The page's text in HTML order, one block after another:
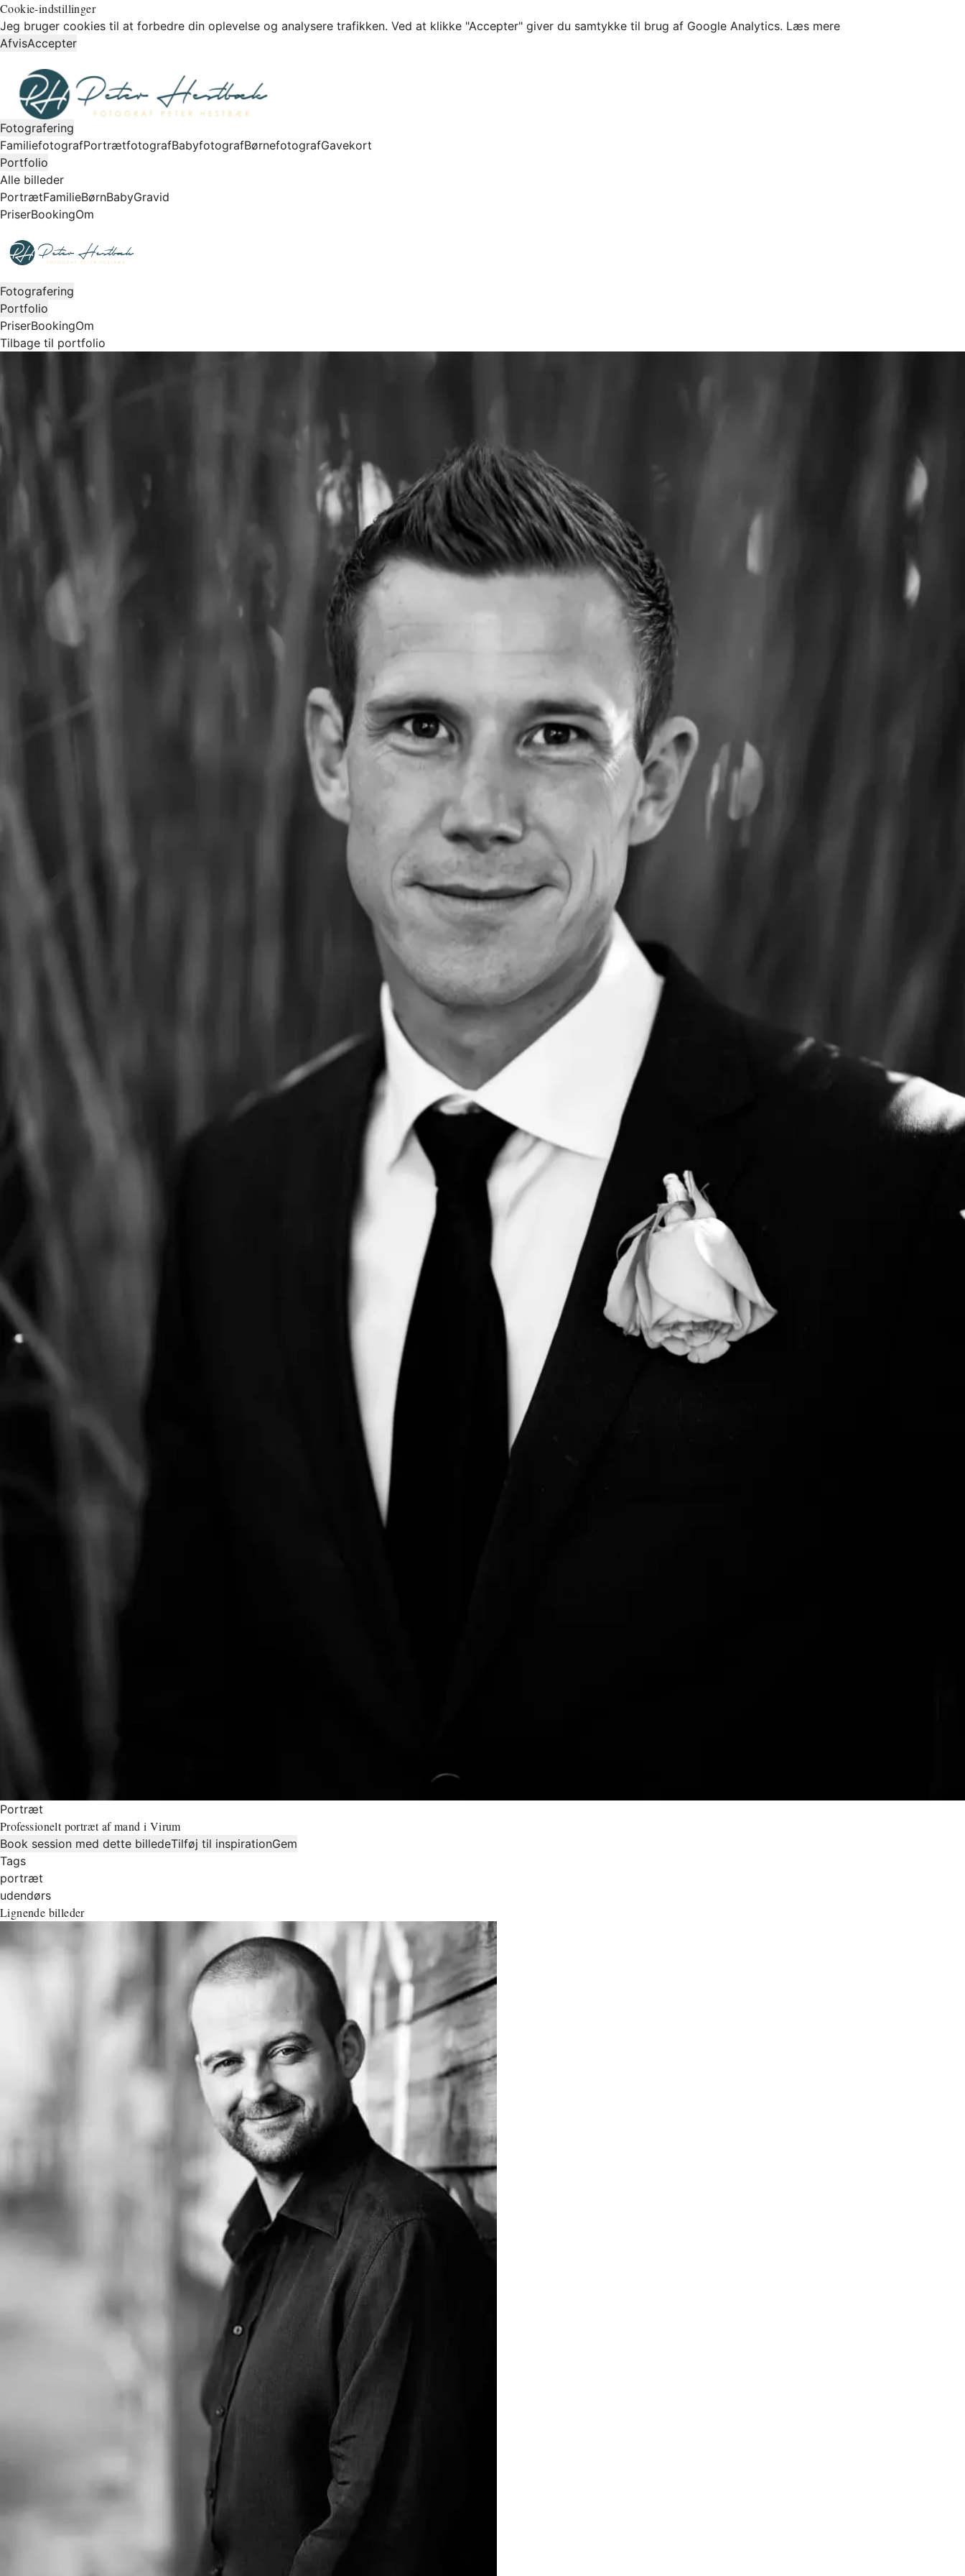
Cookie-indstillinger
Jeg bruger cookies til at forbedre din oplevelse og analysere trafikken. Ved at klikke "Accepter" giver du samtykke til brug af Google Analytics. Læs mere
AfvisAccepter
Fotografering
FamiliefotografPortrætfotografBabyfotografBørnefotografGavekort
Portfolio
Alle billeder
PortrætFamilieBørnBabyGravid
PriserBookingOm
Fotografering
Portfolio
PriserBookingOm
Tilbage til portfolio
Portræt
Professionelt portræt af mand i Virum
Book session med dette billedeTilføj til inspirationGem
Tags
portræt
udendørs
Lignende billeder